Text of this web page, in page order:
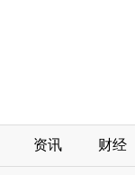
资讯 财经